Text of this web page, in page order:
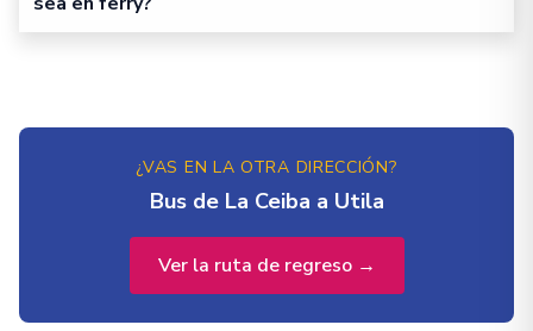
¿VAS EN LA OTRA DIRECCIÓN?
Bus de La Ceiba a Utila
Ver la ruta de regreso →